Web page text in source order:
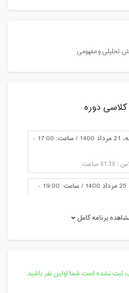
تحلیلی و مفهومی
کلاسی دوره
پنج شنبه، 21 مرداد 1400 / ساعت: 17:00 -
ساعت
دوشنبه، 25 مرداد 1400 / ساعت: 19:00 -
ساعت برنامه کامل
ثبت نشده است.شما اولین نفر باشید.